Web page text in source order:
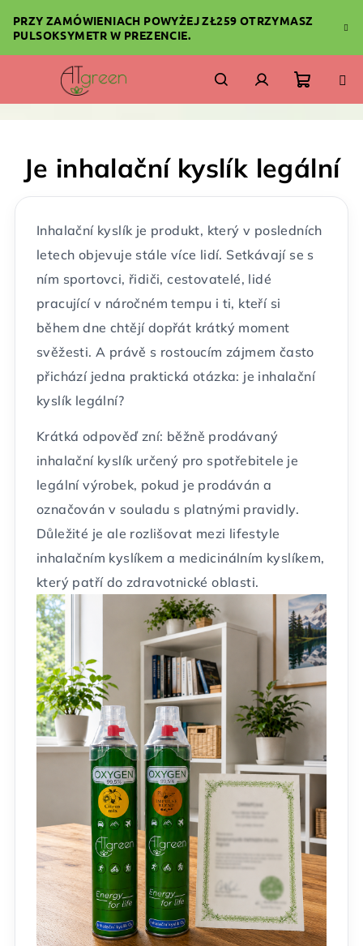
treści
PRZY ZAMÓWIENIACH POWYŻEJ ZŁ259 OTRZYMASZ
PULSOKSYMETR W PREZENCIE.
SzukajZalogujKoszyk
Je inhalační kyslík legální
Inhalační kyslík je produkt, který v posledních
letech objevuje stále více lidí. Setkávají se s
ním sportovci, řidiči, cestovatelé, lidé
pracující v náročném tempu i ti, kteří si
během dne chtějí dopřát krátký moment
svěžesti. A právě s rostoucím zájmem často
přichází jedna praktická otázka: je inhalační
kyslík legální?
Krátká odpověď zní: běžně prodávaný
inhalační kyslík určený pro spotřebitele je
legální výrobek, pokud je prodáván a
označován v souladu s platnými pravidly.
Důležité je ale rozlišovat mezi lifestyle
inhalačním kyslíkem a medicinálním kyslíkem,
který patří do zdravotnické oblasti.